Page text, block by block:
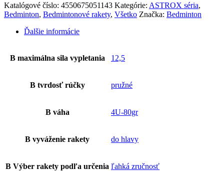
Katalógové číslo: 4550675051143 Kategórie: ASTROX séria,
Bedminton, Bedmintonové rakety, Všetko Značka: Bedminton
Ďalšie informácie
B maximálna sila vypletania 12,5
B tvrdosť rúčky pružné
B váha 4U-80gr
B vyváženie rakety do hlavy
B Výber rakety podľa určenia ľahká zručnosť